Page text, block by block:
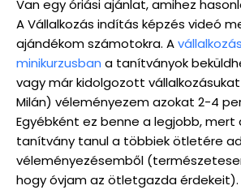
Van egy óriási ajánlat, amihez
A Vállalkozás indítás képzés videó
ajándékom számotokra. A
minikurzusban a tanítványok
vagy már kidolgozott
Milán) véleményezem azokat 2-4
Egyébként ez benne a legjobb, mert
tanítvány tanul a többiek ötletére
véleményezésemből
hogy óvjam az ötletgazda érdekeit).